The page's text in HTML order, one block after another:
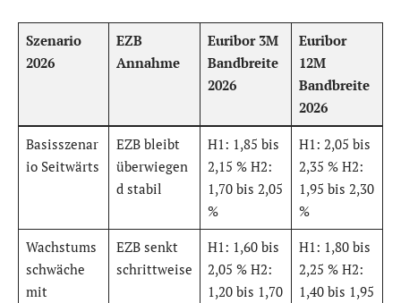
Szenario
2026
EZB
Annahme
Euribor 3M
Bandbreite
2026
Euribor
12M
Bandbreite
2026
Basisszenar
io Seitwärts
EZB bleibt
überwiegen
d stabil
H1: 1,85 bis
2,15 % H2:
1,70 bis 2,05
%
H1: 2,05 bis
2,35 % H2:
1,95 bis 2,30
%
Wachstums
schwäche
mit
EZB senkt
schrittweise
H1: 1,60 bis
2,05 % H2:
1,20 bis 1,70
H1: 1,80 bis
2,25 % H2:
1,40 bis 1,95